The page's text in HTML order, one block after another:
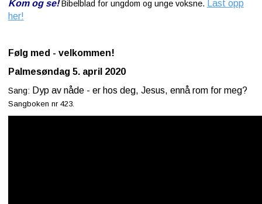
Kom og se! Bibelblad for ungdom og unge voksne.
Last opp
her!
Følg med - velkommen!
Palmesøndag 5. april 2020
Sang: Dyp av nåde - er hos deg, Jesus, ennå rom for meg?
Sangboken nr 423.